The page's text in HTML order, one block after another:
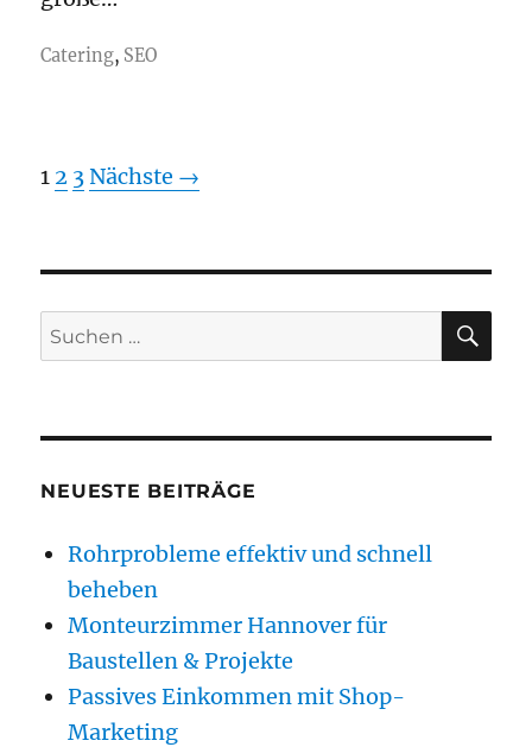
Catering, SEO
1 2 3Nächste →
Suchen
nach:
NEUESTE BEITRÄGE
Rohrprobleme effektiv und schnell
beheben
Monteurzimmer Hannover für
Baustellen & Projekte
Passives Einkommen mit Shop-
Marketing